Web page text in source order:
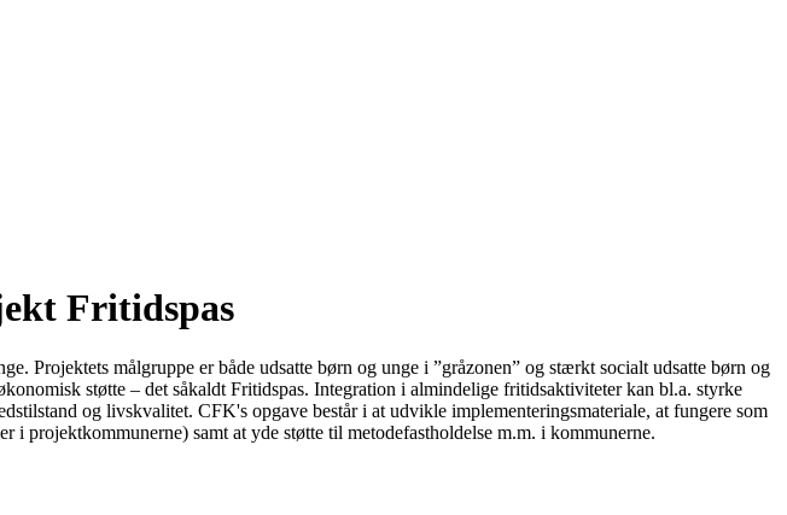
Fritidspas
Projektets målgruppe er både udsatte børn og unge i ”gråzonen” og stærkt socialt udsatte børn og
støtte – det såkaldt Fritidspas. Integration i almindelige fritidsaktiviteter kan bl.a. styrke
og livskvalitet. CFK's opgave består i at udvikle implementeringsmateriale, at fungere som
i projektkommunerne) samt at yde støtte til metodefastholdelse m.m. i kommunerne.